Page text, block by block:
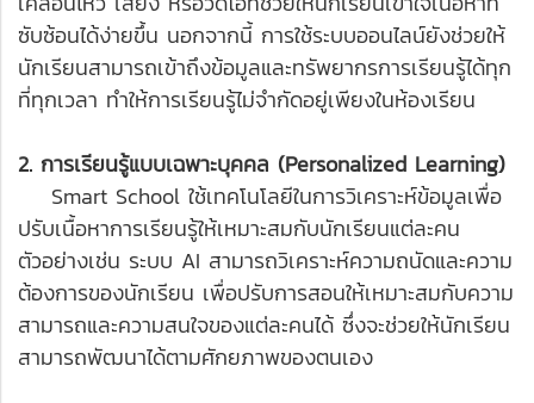
ซับซ้อนได้ง่ายขึ้น นอกจากนี้ การใช้ระบบออนไลน์ยังช่วยให้
นักเรียนสามารถเข้าถึงข้อมูลและทรัพยากรการเรียนรู้ได้ทุก
ที่ทุกเวลา ทำให้การเรียนรู้ไม่จำกัดอยู่เพียงในห้องเรียน
2. การเรียนรู้แบบเฉพาะบุคคล (Personalized Learning)
Smart School ใช้เทคโนโลยีในการวิเคราะห์ข้อมูลเพื่อ
ปรับเนื้อหาการเรียนรู้ให้เหมาะสมกับนักเรียนแต่ละคน
ตัวอย่างเช่น ระบบ AI สามารถวิเคราะห์ความถนัดและความ
ต้องการของนักเรียน เพื่อปรับการสอนให้เหมาะสมกับความ
สามารถและความสนใจของแต่ละคนได้ ซึ่งจะช่วยให้นักเรียน
สามารถพัฒนาได้ตามศักยภาพของตนเอง